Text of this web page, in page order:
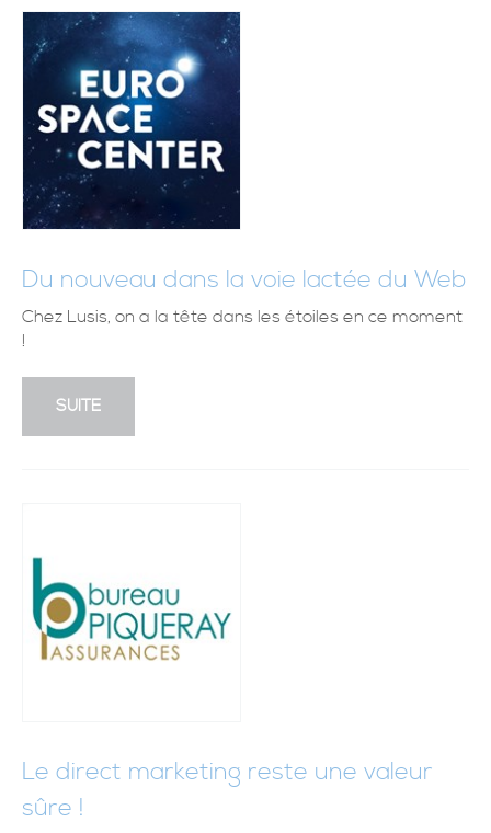
Du nouveau dans la voie lactée du Web
Chez Lusis, on a la tête dans les étoiles en ce moment
!
SUITE
Le direct marketing reste une valeur
sûre !